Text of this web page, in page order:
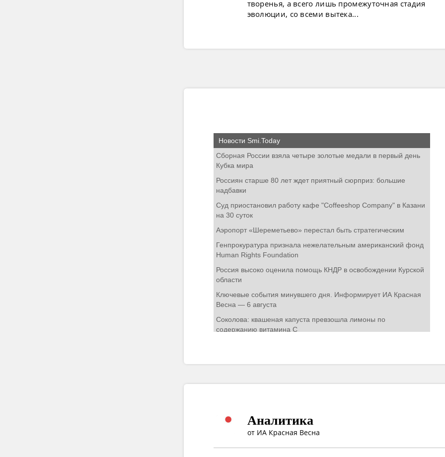
творенья, а всего лишь промежуточная стадия
эволюции, со всеми вытека...
Аналитика
от ИА Красная Весна